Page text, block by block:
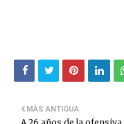
MÁS ANTIGUA